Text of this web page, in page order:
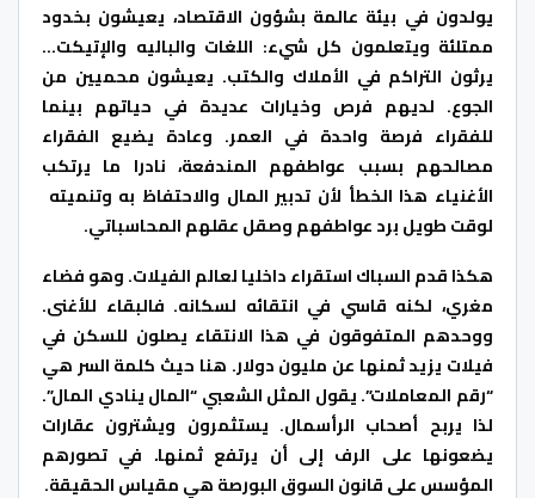
يولدون في بيئة عالمة بشؤون الاقتصاد، يعيشون بخدود
ممتلئة ويتعلمون كل شيء: اللغات والباليه والإتيكت…
يرثون التراكم في الأملاك والكتب. يعيشون محميين من
الجوع. لديهم فرص وخيارات عديدة في حياتهم بينما
للفقراء فرصة واحدة في العمر. وعادة يضيع الفقراء
مصالحهم بسبب عواطفهم المندفعة، نادرا ما يرتكب
الأغنياء هذا الخطأ لأن تدبير المال والاحتفاظ به وتنميته
لوقت طويل برد عواطفهم وصقل عقلهم المحاسباتي.
هكذا قدم السباك استقراء داخليا لعالم الفيلات. وهو فضاء
مغري، لكنه قاسي في انتقائه لسكانه. فالبقاء للأغنى.
ووحدهم المتفوقون في هذا الانتقاء يصلون للسكن في
فيلات يزيد ثمنها عن مليون دولار. هنا حيث كلمة السر هي
“رقم المعاملات”. يقول المثل الشعبي “المال ينادي المال”.
لذا يربح أصحاب الرأسمال. يستثمرون ويشترون عقارات
يضعونها على الرف إلى أن يرتفع ثمنها. في تصورهم
المؤسس على قانون السوق البورصة هي مقياس الحقيقة.